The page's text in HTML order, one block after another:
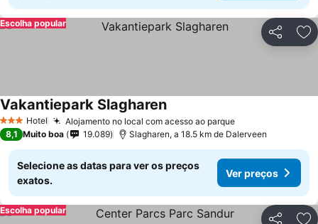
Partilhar
Escolha popular
3 EstrelasHotel Alojamento no local com acesso ao parque
Vakantiepark Slagharen
8,1 Muito boa 19.089 Slagharen, a 18.5 km de Dalerveen
Selecione as datas para ver os preços
exatos.
Ver preços
Escolha popular